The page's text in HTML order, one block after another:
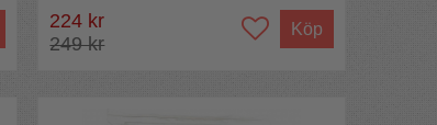
224 kr
249 kr
Köp